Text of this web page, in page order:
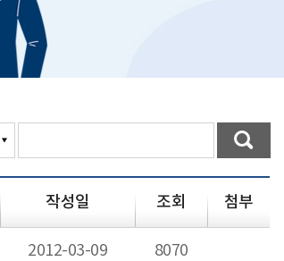
작성일 조회 첨부
2012-03-09 8070